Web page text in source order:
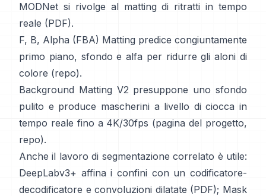
MODNet si rivolge al matting di ritratti in tempo
reale (PDF).
F, B, Alpha (FBA) Matting predice congiuntamente
primo piano, sfondo e alfa per ridurre gli aloni di
colore (repo).
Background Matting V2 presuppone uno sfondo
pulito e produce mascherini a livello di ciocca in
tempo reale fino a 4K/30fps (pagina del progetto,
repo).
Anche il lavoro di segmentazione correlato è utile:
DeepLabv3+ affina i confini con un codificatore-
decodificatore e convoluzioni dilatate (PDF); Mask